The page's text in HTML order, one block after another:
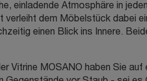
einladende Atmosphäre in
verleiht dem Möbelstück dabei
einen Blick ins Innere.
Vitrine MOSANO haben Sie auf